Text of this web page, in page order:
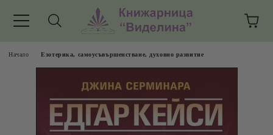
Начало Езотерика, самоусъвършенстване, духовно развитие